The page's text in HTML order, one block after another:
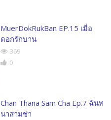
MuerDokRukBan EP.15 เมื่อ
ดอกรักบาน
369
0
Chan Thana Sam Cha Ep.7 ฉันท
นาสามช่า